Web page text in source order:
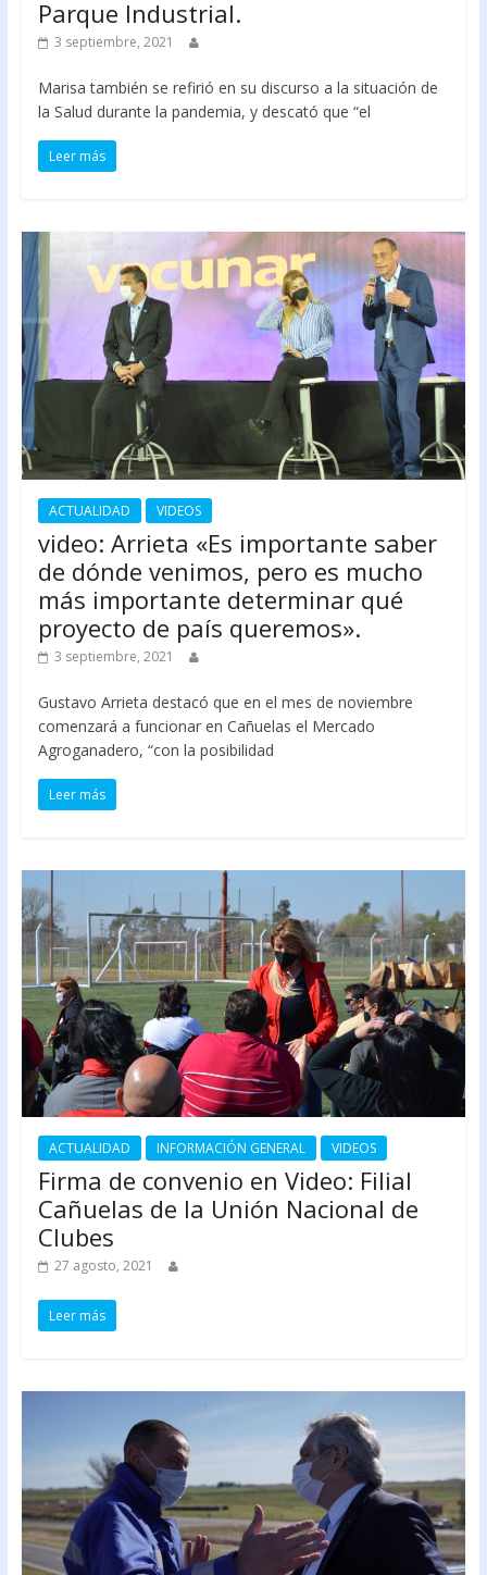
Parque Industrial.
3 septiembre, 2021
Marisa también se refirió en su discurso a la situación de
la Salud durante la pandemia, y descató que “el
Leer más
ACTUALIDAD VIDEOS
video: Arrieta «Es importante saber
de dónde venimos, pero es mucho
más importante determinar qué
proyecto de país queremos».
3 septiembre, 2021
Gustavo Arrieta destacó que en el mes de noviembre
comenzará a funcionar en Cañuelas el Mercado
Agroganadero, “con la posibilidad
Leer más
ACTUALIDAD INFORMACIÓN GENERAL VIDEOS
Firma de convenio en Video: Filial
Cañuelas de la Unión Nacional de
Clubes
27 agosto, 2021
Leer más